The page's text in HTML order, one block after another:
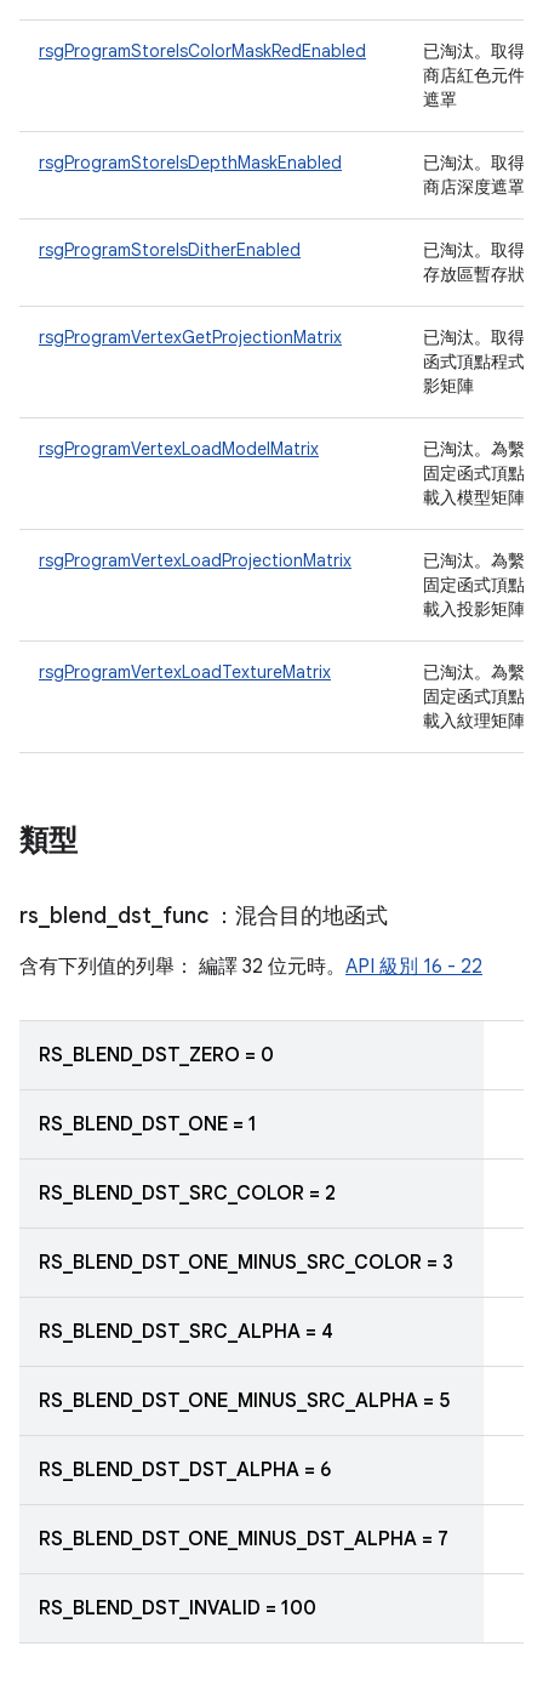
rsgProgramStoreIsColorMaskRedEnabled 已淘汰。取得
商店紅色元件
遮罩
rsgProgramStoreIsDepthMaskEnabled 已淘汰。取得
商店深度遮罩
rsgProgramStoreIsDitherEnabled 已淘汰。取得
存放區暫存狀態
rsgProgramVertexGetProjectionMatrix 已淘汰。取得
函式頂點程式
影矩陣
rsgProgramVertexLoadModelMatrix 已淘汰。為繫
固定函式頂點
載入模型矩陣
rsgProgramVertexLoadProjectionMatrix 已淘汰。為繫
固定函式頂點
載入投影矩陣
rsgProgramVertexLoadTextureMatrix 已淘汰。為繫
固定函式頂點
載入紋理矩陣
類型
rs blend dst func ：混合目的地函式
含有下列值的列舉： 編譯 32 位元時。 API 級別 16 - 22
RS_BLEND_DST_ZERO = 0
RS_BLEND_DST_ONE = 1
RS_BLEND_DST_SRC_COLOR = 2
RS_BLEND_DST_ONE_MINUS_SRC_COLOR = 3
RS_BLEND_DST_SRC_ALPHA = 4
RS_BLEND_DST_ONE_MINUS_SRC_ALPHA = 5
RS_BLEND_DST_DST_ALPHA = 6
RS_BLEND_DST_ONE_MINUS_DST_ALPHA = 7
RS_BLEND_DST_INVALID = 100